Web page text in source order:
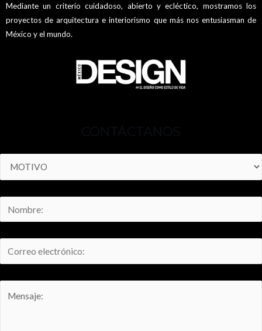
Mediante un criterio cuidadoso, abierto y ecléctico, mostramos los
proyectos de arquitectura e interiorismo que más nos entusiasman de
México y el mundo.
CONTÁCTANOS